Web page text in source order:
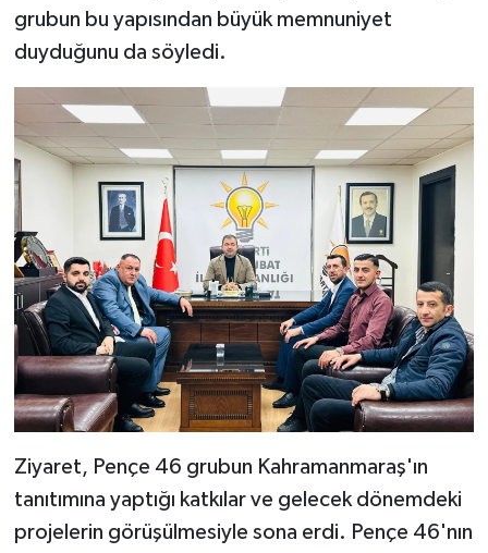
grubun bu yapısından büyük memnuniyet
duyduğunu da söyledi.
Ziyaret, Pençe 46 grubun Kahramanmaraş'ın
tanıtımına yaptığı katkılar ve gelecek dönemdeki
projelerin görüşülmesiyle sona erdi. Pençe 46'nın